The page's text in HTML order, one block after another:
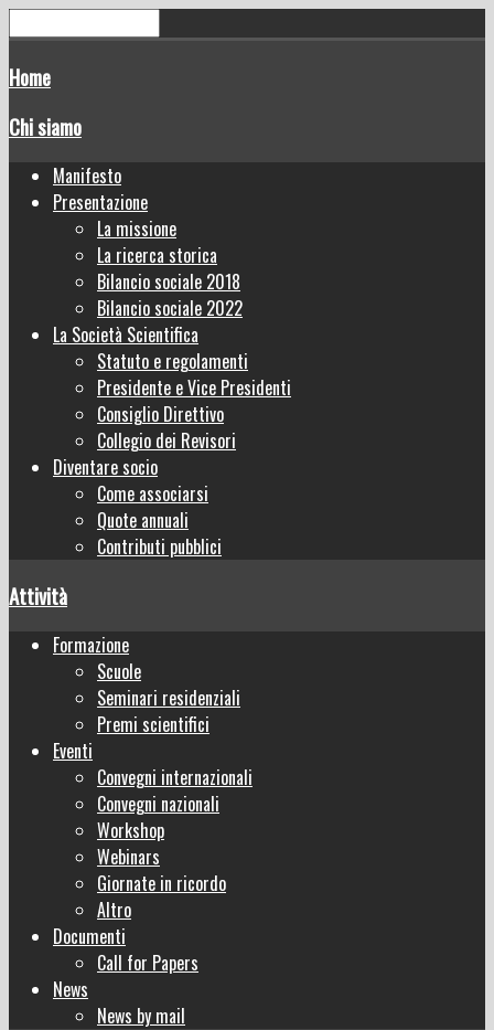
Home
Chi siamo
Manifesto
Presentazione
La missione
La ricerca storica
Bilancio sociale 2018
Bilancio sociale 2022
La Società Scientifica
Statuto e regolamenti
Presidente e Vice Presidenti
Consiglio Direttivo
Collegio dei Revisori
Diventare socio
Come associarsi
Quote annuali
Contributi pubblici
Attività
Formazione
Scuole
Seminari residenziali
Premi scientifici
Eventi
Convegni internazionali
Convegni nazionali
Workshop
Webinars
Giornate in ricordo
Altro
Documenti
Call for Papers
News
News by mail